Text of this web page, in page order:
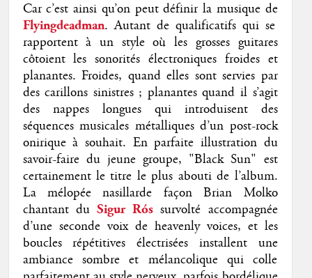
Car c’est ainsi qu’on peut définir la musique de
Flyingdeadman. Autant de qualificatifs qui se
rapportent à un style où les grosses guitares
côtoient les sonorités électroniques froides et
planantes. Froides, quand elles sont servies par
des carillons sinistres ; planantes quand il s’agit
des nappes longues qui introduisent des
séquences musicales métalliques d’un post-rock
onirique à souhait. En parfaite illustration du
savoir-faire du jeune groupe, "Black Sun" est
certainement le titre le plus abouti de l’album.
La mélopée nasillarde façon Brian Molko
chantant duSigur Róssurvolté accompagnée
d’une seconde voix de heavenly voices, et les
boucles répétitives électrisées installent une
ambiance sombre et mélancolique qui colle